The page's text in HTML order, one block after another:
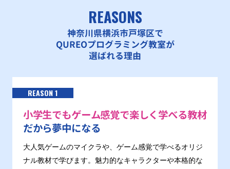
REASONS
神奈川県横浜市戸塚区で
QUREOプログラミング教室が
選ばれる理由
REASON 1
小学生でもゲーム感覚で楽しく学べる教材
だから夢中になる
大人気ゲームのマイクラや、ゲーム感覚で学べるオリジ
ナル教材で学びます。魅力的なキャラクターや本格的な